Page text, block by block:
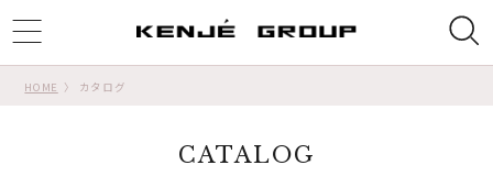
HOME カタログ
CATALOG